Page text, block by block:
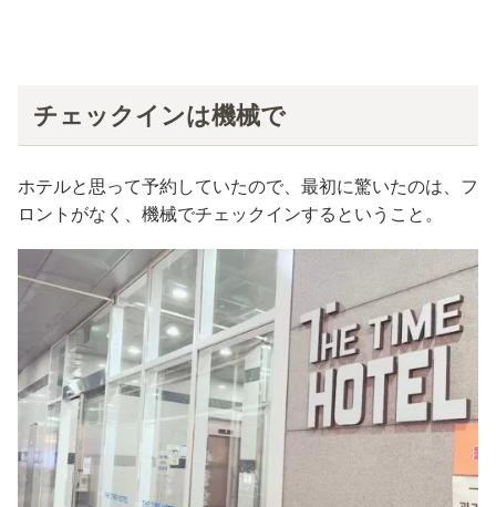
チェックインは機械で
ホテルと思って予約していたので、最初に驚いたのは、フ
ロントがなく、機械でチェックインするということ。